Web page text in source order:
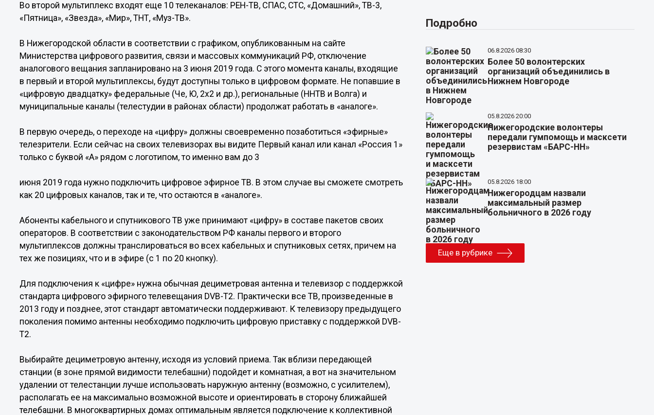
Во второй мультиплекс входят еще 10 телеканалов: РЕН-ТВ, СПАС, СТС, «Домашний», ТВ-3,
«Пятница», «Звезда», «Мир», ТНТ, «Муз-ТВ».
В Нижегородской области в соответствии с графиком, опубликованным на сайте
Министерства цифрового развития, связи и массовых коммуникаций РФ, отключение
аналогового вещания запланировано на 3 июня 2019 года. С этого момента каналы, входящие
в первый и второй мультиплексы, будут доступны только в цифровом формате. Не попавшие в
«цифровую двадцатку» федеральные (Че, Ю, 2х2 и др.), региональные (ННТВ и Волга) и
муниципальные каналы (телестудии в районах области) продолжат работать в «аналоге».
В первую очередь, о переходе на «цифру» должны своевременно позаботиться «эфирные»
телезрители. Если сейчас на своих телевизорах вы видите Первый канал или канал «Россия 1»
только с буквой «А» рядом с логотипом, то именно вам до 3
июня 2019 года нужно подключить цифровое эфирное ТВ. В этом случае вы сможете смотреть
как 20 цифровых каналов, так и те, что остаются в «аналоге».
Абоненты кабельного и спутникового ТВ уже принимают «цифру» в составе пакетов своих
операторов. В соответствии с законодательством РФ каналы первого и второго
мультиплексов должны транслироваться во всех кабельных и спутниковых сетях, причем на
тех же позициях, что и в эфире (с 1 по 20 кнопку).
Для подключения к «цифре» нужна обычная дециметровая антенна и телевизор с поддержкой
стандарта цифрового эфирного телевещания DVB-T2. Практически все ТВ, произведенные в
2013 году и позднее, этот стандарт автоматически поддерживают. К телевизору предыдущего
поколения помимо антенны необходимо подключить цифровую приставку с поддержкой DVB-
T2.
Выбирайте дециметровую антенну, исходя из условий приема. Так вблизи передающей
станции (в зоне прямой видимости телебашни) подойдет и комнатная, а вот на значительном
удалении от телестанции лучше использовать наружную антенну (возможно, с усилителем),
располагать ее на максимально возможной высоте и ориентировать в сторону ближайшей
телебашни. В многоквартирных домах оптимальным является подключение к коллективной
Подробно
06.8.2026 08:30
Более 50 волонтерских
организаций объединились в
Нижнем Новгороде
05.8.2026 20:00
Нижегородские волонтеры
передали гумпомощь и масксети
резервистам «БАРС-НН»
05.8.2026 18:00
Нижегородцам назвали
максимальный размер
больничного в 2026 году
Еще в рубрике